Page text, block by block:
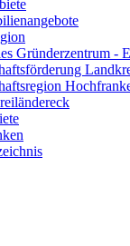
Gründerzentrum -